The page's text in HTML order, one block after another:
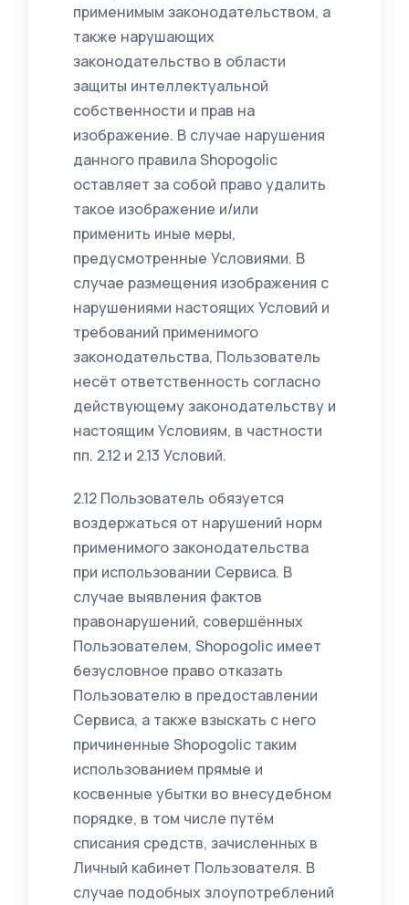
применимым законодательством, а
также нарушающих
законодательство в области
защиты интеллектуальной
собственности и прав на
изображение. В случае нарушения
данного правила Shopogolic
оставляет за собой право удалить
такое изображение и/или
применить иные меры,
предусмотренные Условиями. В
случае размещения изображения с
нарушениями настоящих Условий и
требований применимого
законодательства, Пользователь
несёт ответственность согласно
действующему законодательству и
настоящим Условиям, в частности
пп. 2.12 и 2.13 Условий.
2.12 Пользователь обязуется
воздержаться от нарушений норм
применимого законодательства
при использовании Сервиса. В
случае выявления фактов
правонарушений, совершённых
Пользователем, Shopogolic имеет
безусловное право отказать
Пользователю в предоставлении
Сервиса, а также взыскать с него
причиненные Shopogolic таким
использованием прямые и
косвенные убытки во внесудебном
порядке, в том числе путём
списания средств, зачисленных в
Личный кабинет Пользователя. В
случае подобных злоупотреблений